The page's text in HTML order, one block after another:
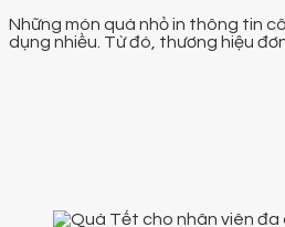
Những món quà nhỏ in thông tin
dụng nhiều. Từ đó, thương hiệu